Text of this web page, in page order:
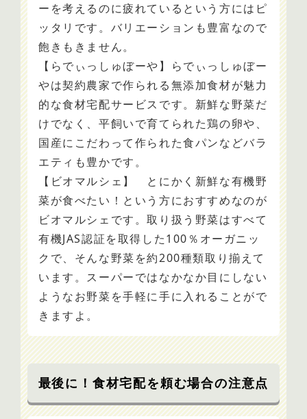
ーを考えるのに疲れているという方にはピ
ッタリです。バリエーションも豊富なので
飽きもきません。
【らでぃっしゅぼーや】らでぃっしゅぼー
やは契約農家で作られる無添加食材が魅力
的な食材宅配サービスです。新鮮な野菜だ
けでなく、平飼いで育てられた鶏の卵や、
国産にこだわって作られた食パンなどバラ
エティも豊かです。
【ビオマルシェ】 とにかく新鮮な有機野
菜が食べたい！という方におすすめなのが
ビオマルシェです。取り扱う野菜はすべて
有機JAS認証を取得した100％オーガニッ
クで、そんな野菜を約200種類取り揃えて
います。スーパーではなかなか目にしない
ようなお野菜を手軽に手に入れることがで
きますよ。
最後に！食材宅配を頼む場合の注意点